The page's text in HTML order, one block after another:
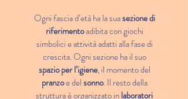
Ogni fascia d’età ha la suasezione di
riferimentoadibita con giochi
simbolici e attività adatti alla fase di
crescita. Ogni sezione ha il suo
spazio per l’igiene, il momento del
pranzoe delsonno. Il resto della
struttura è organizzato inlaboratori